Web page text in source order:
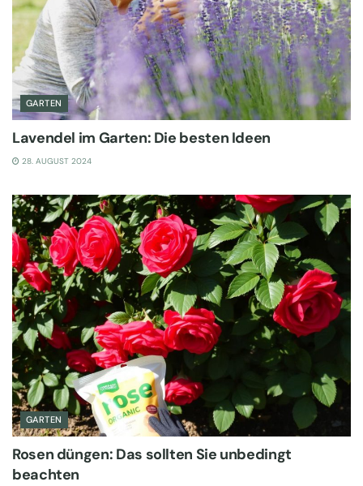
GARTEN
Lavendel im Garten: Die besten Ideen
28. AUGUST 2024
GARTEN
Rosen düngen: Das sollten Sie unbedingt
beachten